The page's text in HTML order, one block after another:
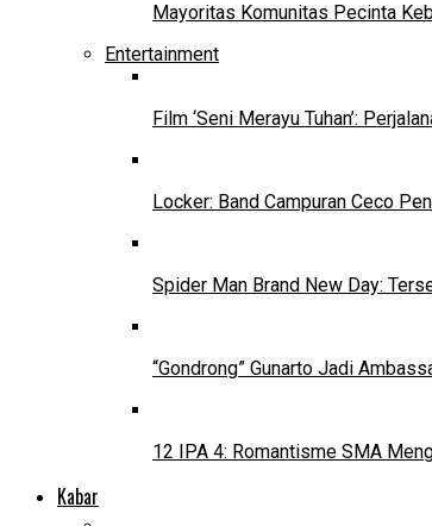
Mayoritas Komunitas Pecinta
Entertainment
Film ‘Seni Merayu Tuhan’:
Locker: Band Campuran Ceco
Spider Man Brand New Day:
“Gondrong” Gunarto Jadi
12 IPA 4: Romantisme SMA
Kabar